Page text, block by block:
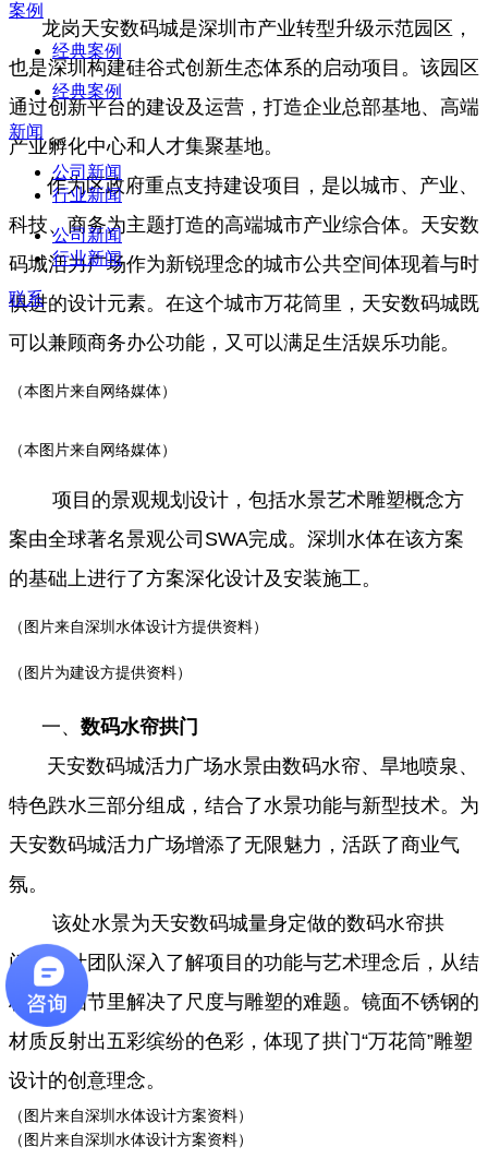
案例
经典案例
经典案例
新闻
公司新闻
行业新闻
公司新闻
行业新闻
联系
龙岗天安数码城是深圳市产业转型升级示范园区，
也是深圳构建硅谷式创新生态体系的启动项目。该园区
通过创新平台的建设及运营，打造企业总部基地、高端
产业孵化中心和人才集聚基地。
作为区政府重点支持建设项目，是以城市、产业、
科技、商务为主题打造的高端城市产业综合体。天安数
码城活力广场作为新锐理念的城市公共空间体现着与时
俱进的设计元素。在这个城市万花筒里，天安数码城既
可以兼顾商务办公功能，又可以满足生活娱乐功能。
（本图片来自网络媒体）
（本图片来自网络媒体）
项目的景观规划设计，包括水景艺术雕塑概念方
案由全球著名景观公司SWA完成。深圳水体在该方案
的基础上进行了方案深化设计及安装施工。
（图片来自深圳水体设计方提供资料）
（图片为建设方提供资料）
一、 数码水帘拱门
天安数码城活力广场水景由数码水帘、旱地喷泉、
特色跌水三部分组成，结合了水景功能与新型技术。为
天安数码城活力广场增添了无限魅力，活跃了商业气
氛。
该处水景为天安数码城量身定做的数码水帘拱
门。设计团队深入了解项目的功能与艺术理念后，从结
构安装细节里解决了尺度与雕塑的难题。镜面不锈钢的
材质反射出五彩缤纷的色彩，体现了拱门“万花筒”雕塑
设计的创意理念。
（图片来自深圳水体设计方案资料）
（图片来自深圳水体设计方案资料）